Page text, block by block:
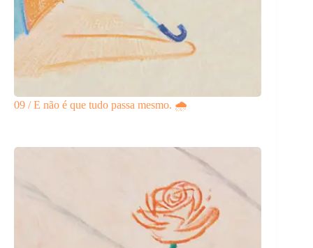
09 / E não é que tudo passa mesmo. 🌧️